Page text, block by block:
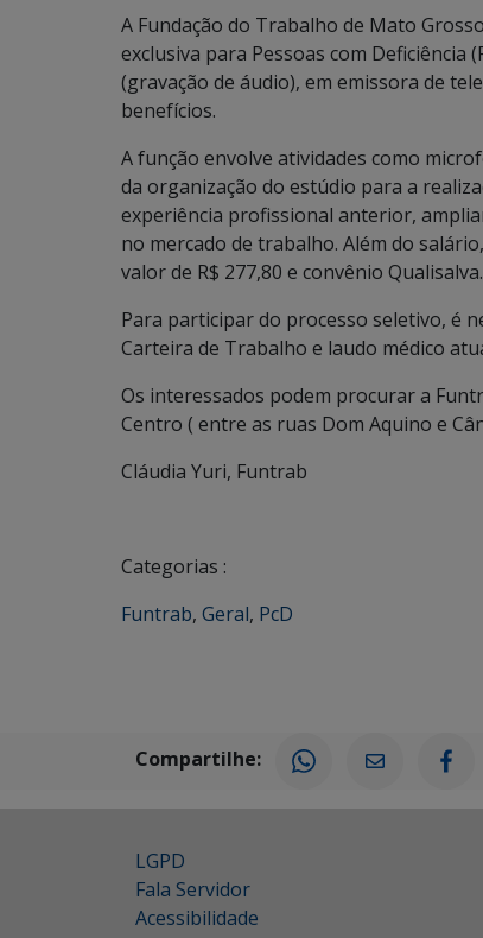
A Fundação do Trabalho de Mato
exclusiva para Pessoas com Deficiência
(gravação de áudio), em emissora de
benefícios.
A função envolve atividades como
da organização do estúdio para a
experiência profissional anterior,
no mercado de trabalho. Além do
valor de R$ 277,80 e convênio Qualisalva.
Para participar do processo seletivo, é
Carteira de Trabalho e laudo médico
Os interessados podem procurar a
Centro ( entre as ruas Dom Aquino e
Cláudia Yuri, Funtrab
Categorias :
Funtrab, Geral, PcD
Compartilhe:
LGPD
Fala Servidor
Acessibilidade